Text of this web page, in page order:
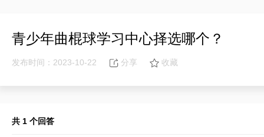
青少年曲棍球学习中心择选哪个？
发布时间：2023-10-22 分享 收藏
共 1 个回答